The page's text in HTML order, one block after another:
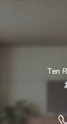
Ten